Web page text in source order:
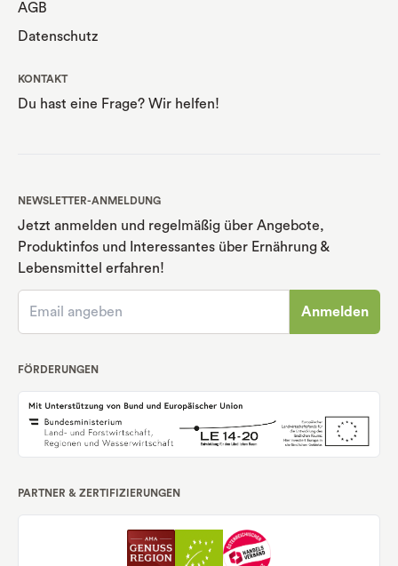
AGB
Datenschutz
KONTAKT
Du hast eine Frage? Wir helfen!
NEWSLETTER-ANMELDUNG
Jetzt anmelden und regelmäßig über Angebote,
Produktinfos und Interessantes über Ernährung &
Lebensmittel erfahren!
Anmelden
FÖRDERUNGEN
PARTNER & ZERTIFIZIERUNGEN